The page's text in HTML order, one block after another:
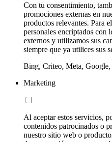
Con tu consentimiento,
promociones externas en
productos relevantes. Para
personales encriptados con
externos y utilizamos sus
siempre que ya utilices sus
Bing, Criteo, Meta,
Marketing
Al aceptar estos servicios,
contenidos patrocinados o
nuestro sitio web o